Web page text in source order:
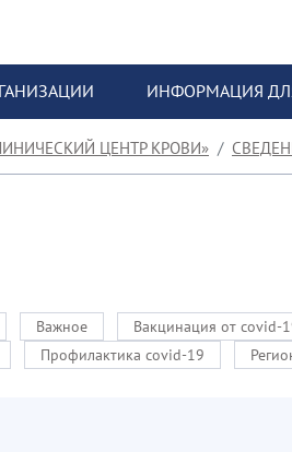
ИНФОРМАЦИЯ
ЦЕНТР КРОВИ»
Важное Вакцинация от covid-
Профилактика covid-19